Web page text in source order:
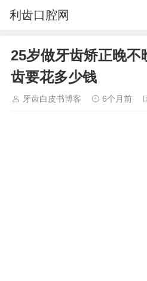
利齿口腔网
25岁做牙齿矫正晚不
齿要花多少钱
牙齿白皮书博客 6个月前